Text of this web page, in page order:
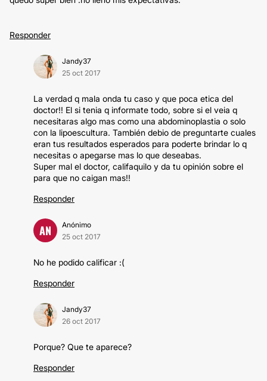
Responder
Jandy37
25 oct 2017
La verdad q mala onda tu caso y que poca etica del
doctor!! El si tenia q informate todo, sobre si el veia q
necesitaras algo mas como una abdominoplastia o solo
con la lipoescultura. También debio de preguntarte cuales
eran tus resultados esperados para poderte brindar lo q
necesitas o apegarse mas lo que deseabas.
Super mal el doctor, califaquilo y da tu opinión sobre el
para que no caigan mas!!
Responder
AN
Anónimo
25 oct 2017
No he podido calificar :(
Responder
Jandy37
26 oct 2017
Porque? Que te aparece?
Responder